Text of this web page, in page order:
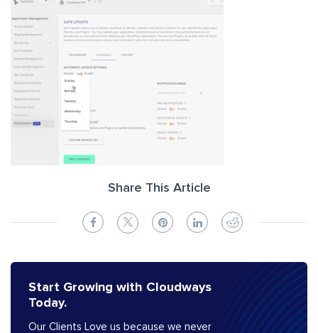
Share This Article
Start Growing with Cloudways
Today.
Our Clients Love us because we never